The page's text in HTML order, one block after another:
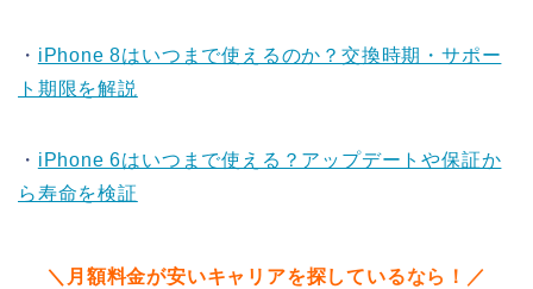
・ iPhone 8はいつまで使えるのか？交換時期・サポー
ト期限を解説
・ iPhone 6はいつまで使える？アップデートや保証か
ら寿命を検証
＼月額料金が安いキャリアを探しているなら！／